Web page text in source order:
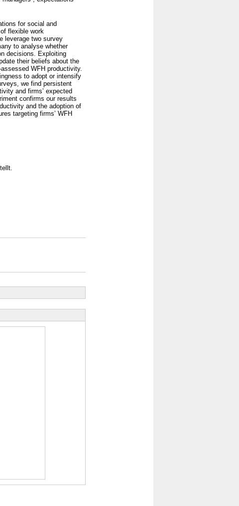
for social and
flexible work
leverage two survey
to analyse whether
decisions. Exploiting
their beliefs about the
WFH productivity.
to adopt or intensify
we find persistent
and firms’ expected
confirms our results
and the adoption of
targeting firms’ WFH